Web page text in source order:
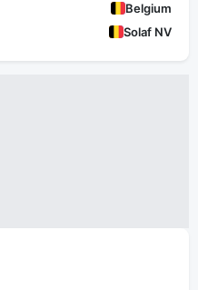
Belgium
Solaf NV